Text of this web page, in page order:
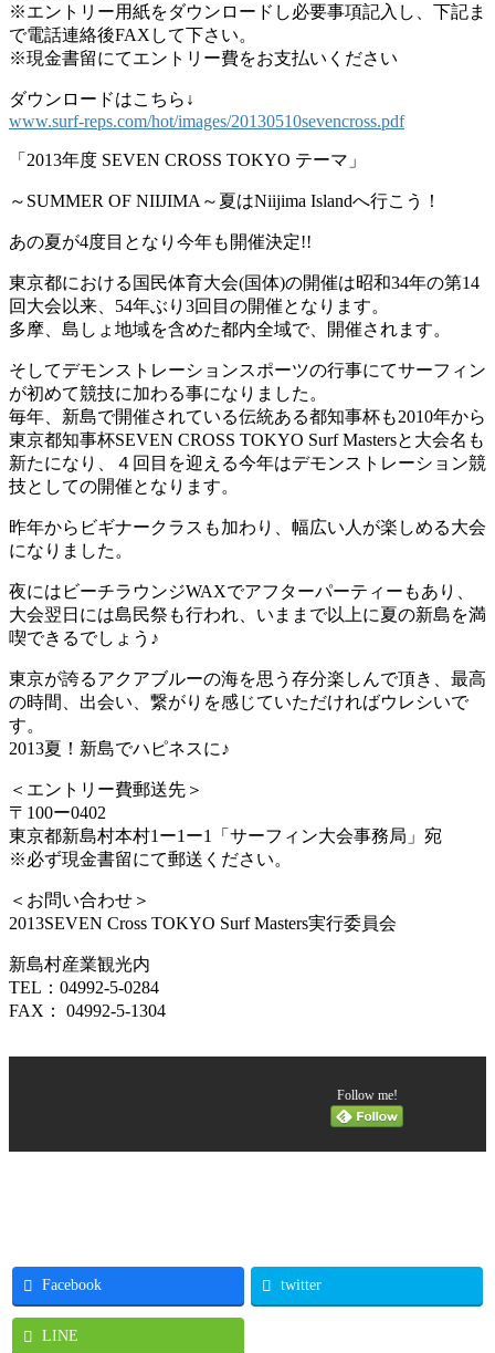
※エントリー用紙をダウンロードし必要事項記入し、下記ま
で電話連絡後FAXして下さい。
※現金書留にてエントリー費をお支払いください
ダウンロードはこちら↓
www.surf-reps.com/hot/images/20130510sevencross.pdf
「2013年度 SEVEN CROSS TOKYO テーマ」
～SUMMER OF NIIJIMA～夏はNiijima Islandへ行こう！
あの夏が4度目となり今年も開催決定!!
東京都における国民体育大会(国体)の開催は昭和34年の第14
回大会以来、54年ぶり3回目の開催となります。
多摩、島しょ地域を含めた都内全域で、開催されます。
そしてデモンストレーションスポーツの行事にてサーフィン
が初めて競技に加わる事になりました。
毎年、新島で開催されている伝統ある都知事杯も2010年から
東京都知事杯SEVEN CROSS TOKYO Surf Mastersと大会名も
新たになり、４回目を迎える今年はデモンストレーション競
技としての開催となります。
昨年からビギナークラスも加わり、幅広い人が楽しめる大会
になりました。
夜にはビーチラウンジWAXでアフターパーティーもあり、
大会翌日には島民祭も行われ、いままで以上に夏の新島を満
喫できるでしょう♪
東京が誇るアクアブルーの海を思う存分楽しんで頂き、最高
の時間、出会い、繋がりを感じていただければウレシいで
す。
2013夏！新島でハピネスに♪
＜エントリー費郵送先＞
〒100ー0402
東京都新島村本村1ー1ー1「サーフィン大会事務局」宛
※必ず現金書留にて郵送ください。
＜お問い合わせ＞
2013SEVEN Cross TOKYO Surf Masters実行委員会
新島村産業観光内
TEL：04992-5-0284
FAX： 04992-5-1304
Follow me!
Facebook twitter
LINE